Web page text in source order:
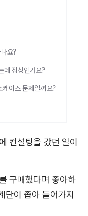
요?
데 정상인가요?
이스 문제일까요?
컨설팅을 갔던 일이
구매했다며 좋아하
단이 좁아 들어가지